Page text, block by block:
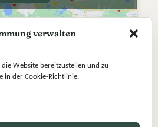
verwalten
Website bereitzustellen und zu
in der Cookie-Richtlinie.